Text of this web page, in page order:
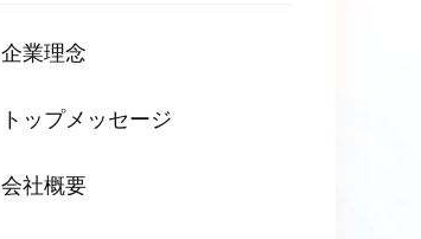
企業理念
トップメッセージ
会社概要